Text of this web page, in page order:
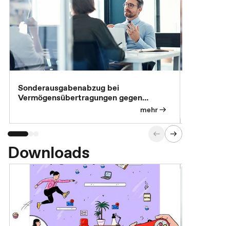
Sonderausgabenabzug bei
Vermögensübertragungen gegen
mehr
Downloads